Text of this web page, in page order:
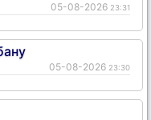
05-08-2026 23:31
05-08-2026 23:30